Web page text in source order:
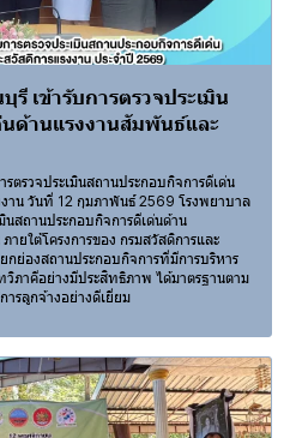
เข้ารับการตรวจประเมิน
ด้านแรงงานสัมพันธ์และ
ตรวจประเมินสถานประกอบกิจการดีเด่น
าน วันที่ 12 กุมภาพันธ์ 2569 โรงพยาบาล
นสถานประกอบกิจการดีเด่นด้าน
ายใต้โครงการของ กรมสวัสดิการและ
กย่องสถานประกอบกิจการที่มีการบริหาร
ภาคีอย่างมีประสิทธิภาพ ได้มาตรฐานตาม
ารลูกจ้างอย่างดีเยี่ยม